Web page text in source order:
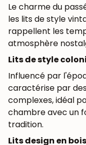
Le charme du
les lits de style
rappellent les
atmosphère
Lits de style
Influencé par
caractérise par
complexes, idéal
chambre avec un
tradition.
Lits design en bois